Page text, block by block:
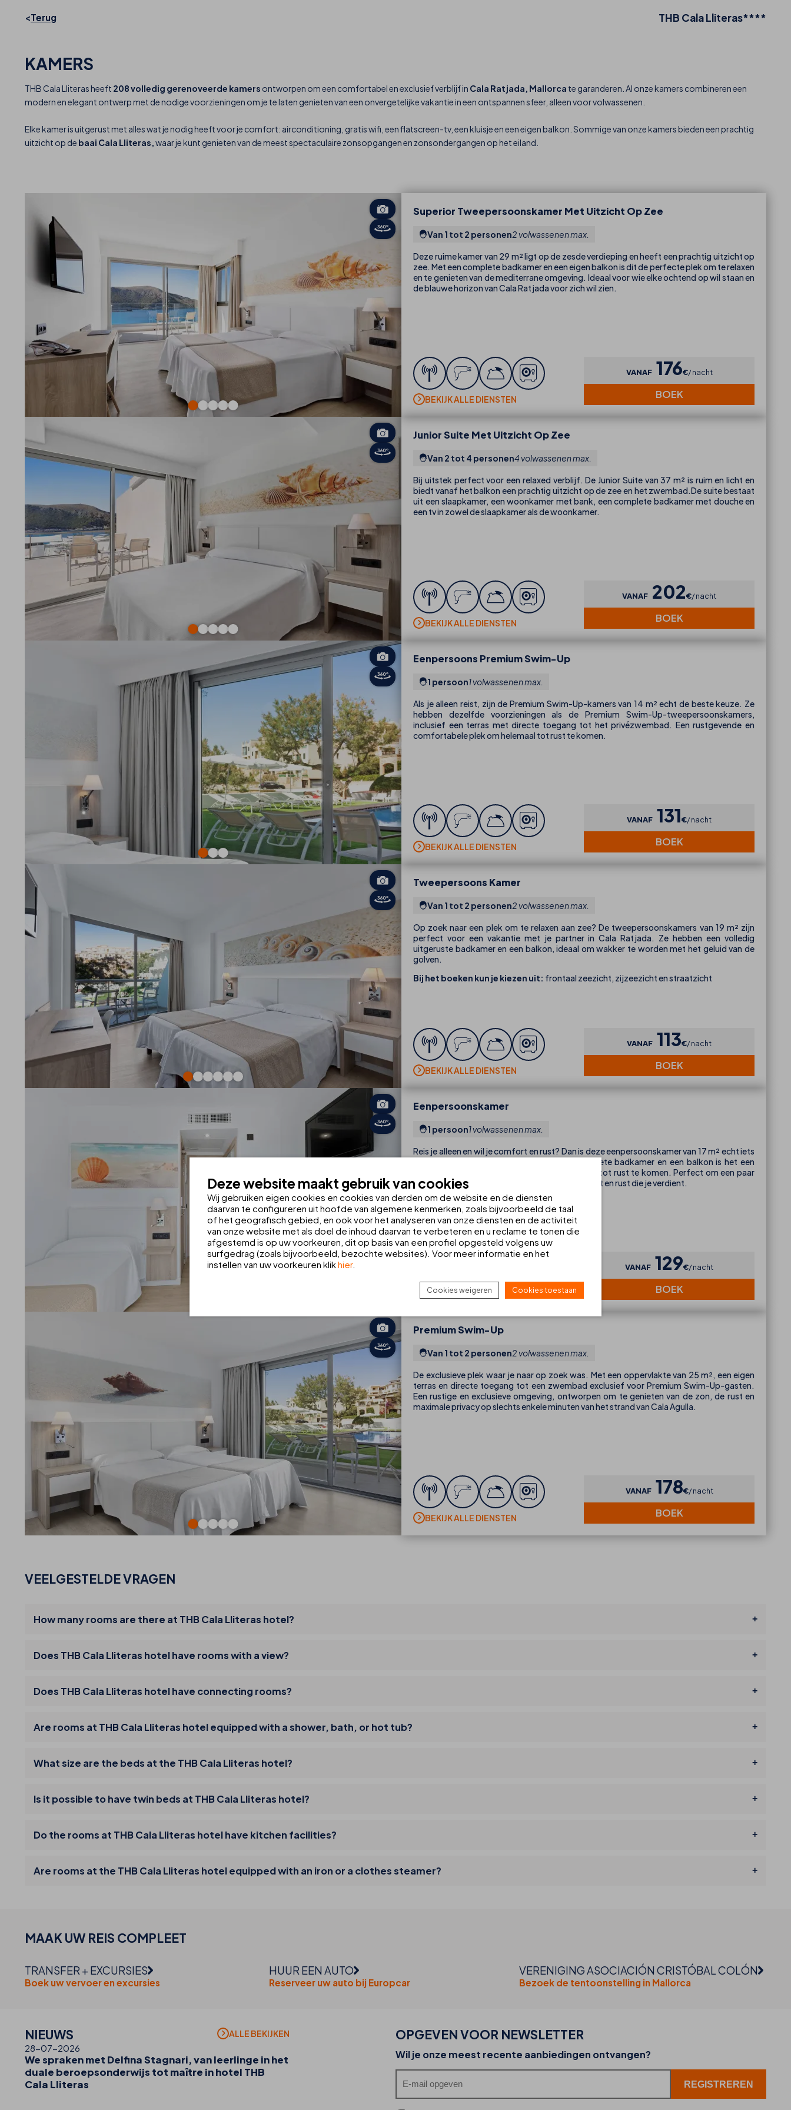
Terug THB Cala Lliteras****
KAMERS
THB Cala Lliteras heeft 208 volledig gerenoveerde kamers ontworpen om een comfortabel en exclusief verblijf in Cala Ratjada, Mallorca te garanderen. Al onze kamers combineren een
modern en elegant ontwerp met de nodige voorzieningen om je te laten genieten van een onvergetelijke vakantie in een ontspannen sfeer, alleen voor volwassenen.
Elke kamer is uitgerust met alles wat je nodig heeft voor je comfort: airconditioning, gratis wifi, een flatscreen-tv, een kluisje en een eigen balkon. Sommige van onze kamers bieden een prachtig
uitzicht op de baai Cala Lliteras,waar je kunt genieten van de meest spectaculaire zonsopgangen en zonsondergangen op het eiland.
Superior Tweepersoonskamer Met Uitzicht Op Zee
Van 1 tot 2 personen2 volwassenen max.
Deze ruime kamer van 29 m² ligt op de zesde verdieping en heeft een prachtig uitzicht op
zee. Met een complete badkamer en een eigen balkon is dit de perfecte plek om te relaxen
en te genieten van de mediterrane omgeving. Ideaal voor wie elke ochtend op wil staan en
de blauwe horizon van Cala Ratjada voor zich wil zien.
BEKIJK ALLE DIENSTEN
VANAF 176€ nacht
BOEK
Junior Suite Met Uitzicht Op Zee
Van 2 tot 4 personen4 volwassenen max.
Bij uitstek perfect voor een relaxed verblijf. De Junior Suite van 37 m² is ruim en licht en
biedt vanaf het balkon een prachtig uitzicht op de zee en het zwembad.De suite bestaat
uit een slaapkamer, een woonkamer met bank, een complete badkamer met douche en
een tv in zowel de slaapkamer als de woonkamer.
BEKIJK ALLE DIENSTEN
VANAF 202€ nacht
BOEK
Eenpersoons Premium Swim-Up
1 persoon1 volwassenen max.
Als je alleen reist, zijn de Premium Swim-Up-kamers van 14 m² echt de beste keuze. Ze
hebben dezelfde voorzieningen als de Premium Swim-Up-tweepersoonskamers,
inclusief een terras met directe toegang tot het privézwembad. Een rustgevende en
comfortabele plek om helemaal tot rust te komen.
BEKIJK ALLE DIENSTEN
VANAF 131€ nacht
BOEK
Tweepersoons Kamer
Van 1 tot 2 personen2 volwassenen max.
Op zoek naar een plek om te relaxen aan zee? De tweepersoonskamers van 19 m² zijn
perfect voor een vakantie met je partner in Cala Ratjada. Ze hebben een volledig
uitgeruste badkamer en een balkon, ideaal om wakker te worden met het geluid van de
golven.
Bij het boeken kun je kiezen uit: frontaal zeezicht, zijzeezicht en straatzicht
BEKIJK ALLE DIENSTEN
VANAF 113€ nacht
BOEK
Eenpersoonskamer
1 persoon1 volwassenen max.
Reis je alleen en wil je comfort en rust? Dan is deze eenpersoonskamer van 17 m² echt iets
voor jou. Met een eenpersoonsbed, een complete badkamer en een balkon is het een
functionele en gezellige plek om even helemaal tot rust te komen. Perfect om een paar
dagen te relaxen in Cala Ratjada, met alle comfort en rust die je verdient.
BEKIJK ALLE DIENSTEN
VANAF 129€ nacht
BOEK
Premium Swim-Up
Van 1 tot 2 personen2 volwassenen max.
De exclusieve plek waar je naar op zoek was. Met een oppervlakte van 25 m², een eigen
terras en directe toegang tot een zwembad exclusief voor Premium Swim-Up-gasten.
Een rustige en exclusieve omgeving, ontworpen om te genieten van de zon, de rust en
maximale privacy op slechts enkele minuten van het strand van Cala Agulla.
BEKIJK ALLE DIENSTEN
VANAF 178€ nacht
BOEK
VEELGESTELDE VRAGEN
How many rooms are there at THB Cala Lliteras hotel?
Does THB Cala Lliteras hotel have rooms with a view?
Does THB Cala Lliteras hotel have connecting rooms?
Are rooms at THB Cala Lliteras hotel equipped with a shower, bath, or hot tub?
What size are the beds at the THB Cala Lliteras hotel?
Is it possible to have twin beds at THB Cala Lliteras hotel?
Do the rooms at THB Cala Lliteras hotel have kitchen facilities?
Are rooms at the THB Cala Lliteras hotel equipped with an iron or a clothes steamer?
MAAK UW REIS COMPLEET
TRANSFER + EXCURSIES
Boek uw vervoer en excursies
HUUR EEN AUTO
Reserveer uw auto bij Europcar
VERENIGING ASOCIACIÓN CRISTÓBAL COLÓN
Bezoek de tentoonstelling in Mallorca
NIEUWS ALLE BEKIJKEN
28-07-2026
We spraken met Delfina Stagnari, van leerlinge in het
duale beroepsonderwijs tot maître in hotel THB
Cala Lliteras
Ontdek de foodtrucks van THB hotels en hun
THB hotels zet WhatsApp in als nieuw
klantenservicekanaal
OPGEVEN VOOR NEWSLETTER
Wil je onze meest recente aanbiedingen ontvangen?
Deze website maakt gebruik van cookies
Wij gebruiken eigen cookies en cookies van derden om de website en de diensten
daarvan te configureren uit hoofde van algemene kenmerken, zoals bijvoorbeeld de taal
of het geografisch gebied, en ook voor het analyseren van onze diensten en de activiteit
van onze website met als doel de inhoud daarvan te verbeteren en u reclame te tonen die
afgestemd is op uw voorkeuren, dit op basis van een profiel opgesteld volgens uw
surfgedrag (zoals bijvoorbeeld, bezochte websites). Voor meer informatie en het
instellen van uw voorkeuren klikhier.
Cookies weigeren Cookies toestaan